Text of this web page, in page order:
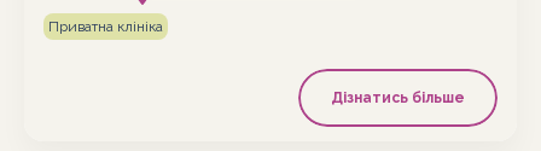
Приватна клініка
Дізнатись більше